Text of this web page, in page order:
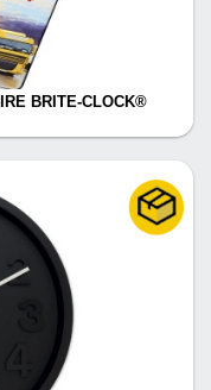
BRITE-CLOCK®